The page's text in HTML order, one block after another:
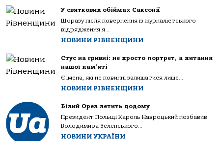
У святкових обіймах Саксонії
Щоразу після повернення із журналістського
відрядження я...
НОВИНИ РІВНЕНЩИНИ
Стус на гривні: не просто портрет, а питання
нашої пам’яті
Є імена, які не повинні залишатися лише...
НОВИНИ РІВНЕНЩИНИ
Білий Орел летить додому
Президент Польщі Кароль Навроцький позбавив
Володимира Зеленського...
НОВИНИ УКРАЇНИ